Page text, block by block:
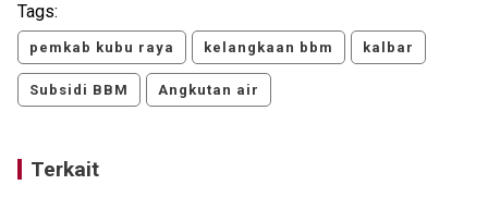
Tags:
pemkab kubu raya kelangkaan bbm kalbar
Subsidi BBM Angkutan air
Terkait